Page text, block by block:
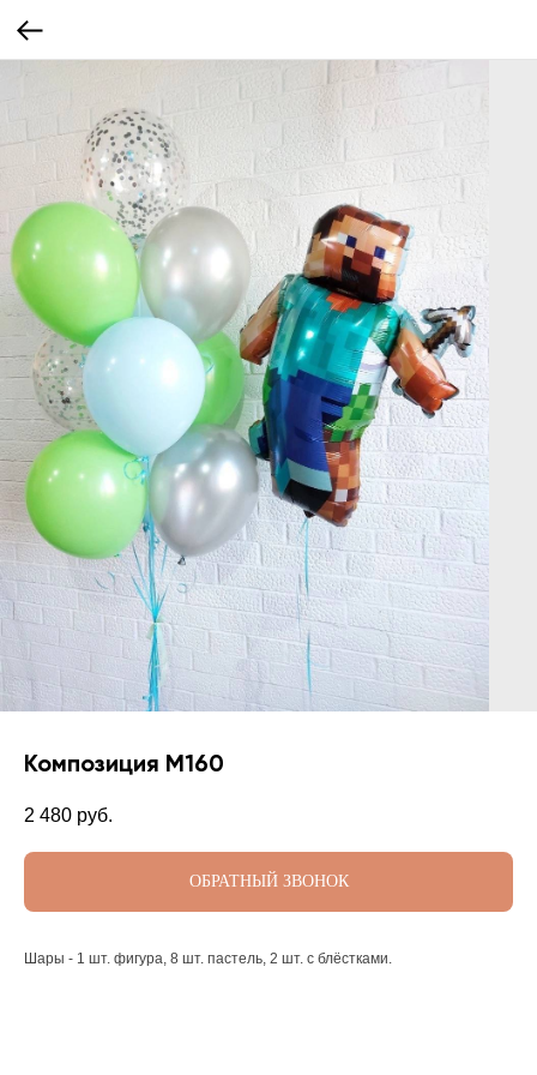
Композиция М160
2 480 руб.
ОБРАТНЫЙ ЗВОНОК
Шары - 1 шт. фигура, 8 шт. пастель, 2 шт. с блёстками.